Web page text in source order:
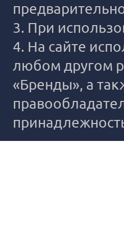
3. При
4. На сайте
любом другом
«Бренды», а